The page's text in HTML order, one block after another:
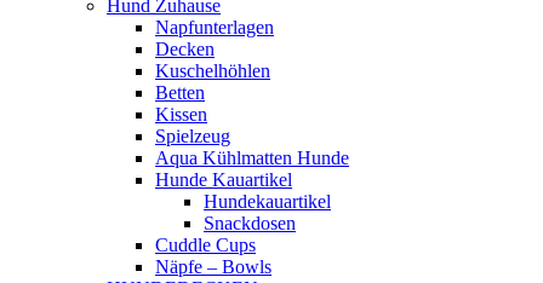
Hund Zuhause
Napfunterlagen
Decken
Kuschelhöhlen
Betten
Kissen
Spielzeug
Aqua Kühlmatten Hunde
Hunde Kauartikel
Hundekauartikel
Snackdosen
Cuddle Cups
Näpfe – Bowls